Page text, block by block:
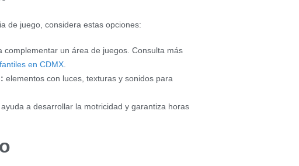
de juego, considera estas opciones:
complementar un área de juegos. Consulta más
en CDMX.
elementos con luces, texturas y sonidos para
a desarrollar la motricidad y garantiza horas